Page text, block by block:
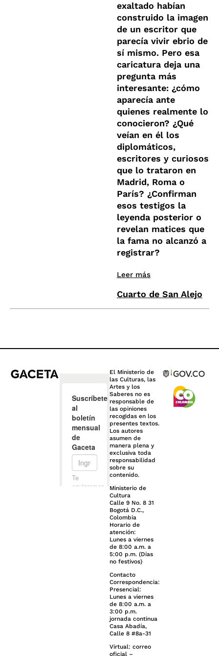
exaltado habían
construido la imagen
de un escritor que
parecía vivir ebrio de
sí mismo. Pero esa
caricatura deja una
pregunta más
interesante: ¿cómo
aparecía ante
quienes realmente lo
conocieron? ¿Qué
veían en él los
diplomáticos,
escritores y curiosos
que lo trataron en
Madrid, Roma o
París? ¿Confirman
esos testigos la
leyenda posterior o
revelan matices que
la fama no alcanzó a
registrar?
Leer más
Cuarto de San Alejo
El Ministerio de
las Culturas, las
Artes y los
Saberes no es
responsable de
las opiniones
recogidas en los
presentes textos.
Los autores
asumen de
manera plena y
exclusiva toda
responsabilidad
sobre su
contenido.
Ministerio de
Cultura
Calle 9 No. 8 31
Bogotá D.C.,
Colombia
Horario de
atención:
Lunes a viernes
de 8:00 a.m. a
5:00 p.m. (Días
no festivos)
Contacto
Correspondencia:
Presencial:
Lunes a viernes
de 8:00 a.m. a
3:00 p.m.
jornada continua
Casa Abadía,
Calle 8 #8a-31
Virtual: correo
oficial –